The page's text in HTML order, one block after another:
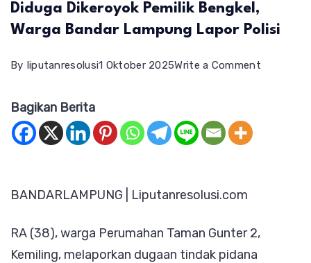
Diduga Dikeroyok Pemilik Bengkel,
Warga Bandar Lampung Lapor Polisi
By liputanresolusi1 Oktober 2025Write a Commenton
Lapor
Bagikan Berita
BANDARLAMPUNG | Liputanresolusi.com
RA (38), warga Perumahan Taman Gunter 2,
Kemiling, melaporkan dugaan tindak pidana